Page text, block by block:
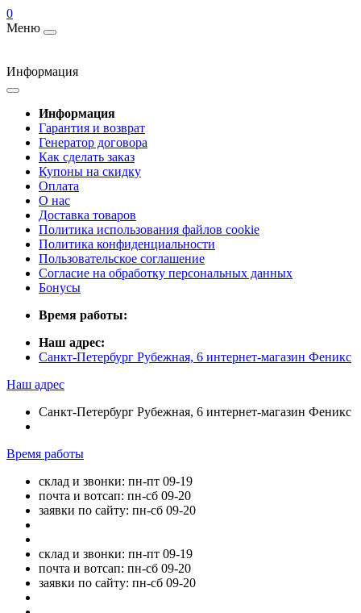
0
Меню
Информация
Информация
Гарантия и возврат
Генератор договора
Как сделать заказ
Купоны на скидку
Оплата
О нас
Доставка товаров
Политика использования файлов cookie
Политика конфиденциальности
Пользовательское соглашение
Согласие на обработку персональных данных
Бонусы
Время работы:
Наш адрес:
Санкт-Петербург Рубежная, 6 интернет-магазин Феникс
Наш адрес
Санкт-Петербург Рубежная, 6 интернет-магазин Феникс
Время работы
склад и звонки: пн-пт 09-19
почта и вотсап: пн-сб 09-20
заявки по сайту: пн-сб 09-20
склад и звонки: пн-пт 09-19
почта и вотсап: пн-сб 09-20
заявки по сайту: пн-сб 09-20